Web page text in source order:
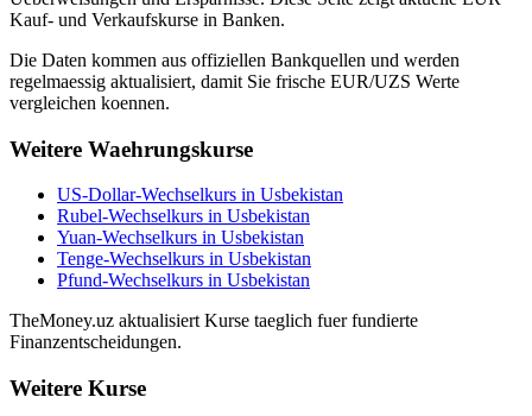
Kauf- und Verkaufskurse in Banken.
Die Daten kommen aus offiziellen Bankquellen und werden
regelmaessig aktualisiert, damit Sie frische EUR/UZS Werte
vergleichen koennen.
Weitere Waehrungskurse
US-Dollar-Wechselkurs in Usbekistan
Rubel-Wechselkurs in Usbekistan
Yuan-Wechselkurs in Usbekistan
Tenge-Wechselkurs in Usbekistan
Pfund-Wechselkurs in Usbekistan
TheMoney.uz aktualisiert Kurse taeglich fuer fundierte
Finanzentscheidungen.
Weitere Kurse